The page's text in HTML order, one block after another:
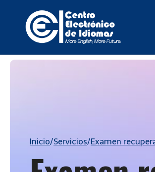
contenido
Inicio/Servicios/Examen